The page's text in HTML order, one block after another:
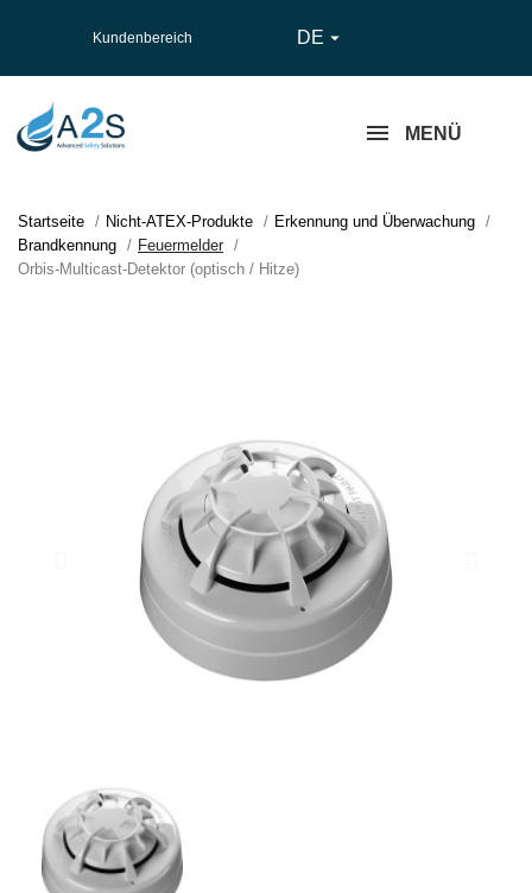
Kundenbereich DE 
MENÜ
Startseite Nicht-ATEX-Produkte
Erkennung und Überwachung
Brandkennung
Feuermelder
Orbis-Multicast-Detektor (optisch / Hitze)